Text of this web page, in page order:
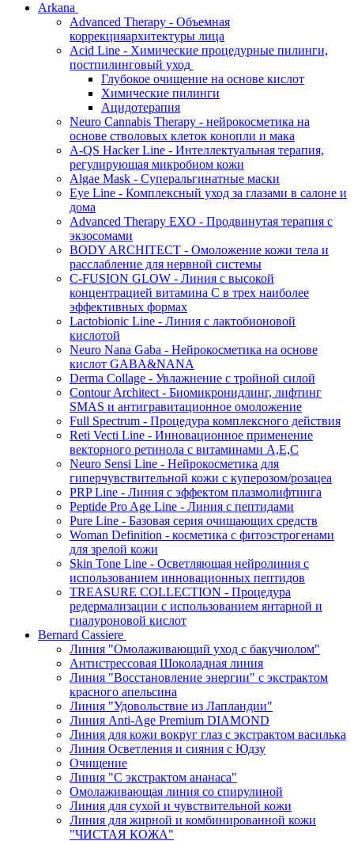
Arkana
Advanced Therapy - Объемная
коррекцияархитектуры лица
Acid Line - Химические процедурные пилинги,
постпилинговый уход
Глубокое очищение на основе кислот
Химические пилинги
Ацидотерапия
Neuro Cannabis Therapy - нейрокосметика на
основе стволовых клеток конопли и мака
A-QS Hacker Line - Интеллектуальная терапия,
регулирующая микробиом кожи
Algae Mask - Суперальгинатные маски
Eye Line - Комплексный уход за глазами в салоне и
дома
Advanced Therapy EXO - Продвинутая терапия с
экзосомами
BODY ARCHITECT - Омоложение кожи тела и
расслабление для нервной системы
C-FUSION GLOW - Линия с высокой
концентрацией витамина C в трех наиболее
эффективных формах
Lactobionic Line - Линия с лактобионовой
кислотой
Neuro Nana Gaba - Нейрокосметика на основе
кислот GABA&NANA
Derma Collage - Увлажнение с тройной силой
Contour Architect - Биомикронидлинг, лифтинг
SMAS и антигравитационное омоложение
Full Spectrum - Процедура комплексного действия
Reti Vecti Line - Инновационное применение
векторного ретинола с витаминами A,Е,С
Neuro Sensi Line - Нейрокосметика для
гиперчувствительной кожи с куперозом/розацеа
PRP Line - Линия с эффектом плазмолифтинга
Peptide Pro Age Line - Линия с пептидами
Pure Line - Базовая серия очищающих средств
Woman Definition - косметика с фитоэстрогенами
для зрелой кожи
Skin Tone Line - Осветляющая нейролиния с
использованием инновационных пептидов
TREASURE COLLECTION - Процедура
редермализации с использованием янтарной и
гиалуроновой кислот
Bernard Cassiere
Линия "Омолаживающий уход с бакучиолом"
Антистрессовая Шоколадная линия
Линия "Восстановление энергии" с экстрактом
красного апельсина
Линия "Удовольствие из Лапландии"
Линия Anti-Age Premium DIAMOND
Линия для кожи вокруг глаз с экстрактом василька
Линия Осветления и сияния с Юдзу
Очищение
Линия "С экстрактом ананаса"
Омолаживающая линия со спирулиной
Линия для сухой и чувствительной кожи
Линия для жирной и комбинированной кожи
"ЧИСТАЯ КОЖА"